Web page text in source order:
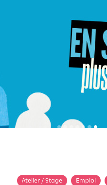
Atelier / Stage Emploi